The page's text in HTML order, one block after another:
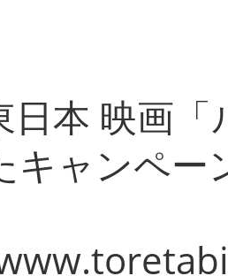
日本 映画
キャンペー